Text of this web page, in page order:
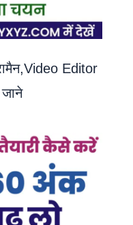
Editor